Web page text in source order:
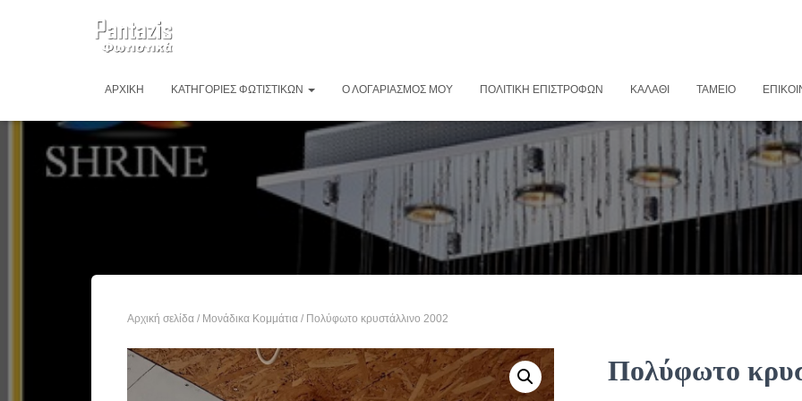
ΑΡΧΙΚΉ ΚΑΤΗΓΟΡΊΕΣ ΦΩΤΙΣΤΙΚΏΝ Ο ΛΟΓΑΡΙΑΣΜΌΣ ΜΟΥ ΠΟΛΙΤΙΚΉ ΕΠΙΣΤΡΟΦΏΝ ΚΑΛΆΘΙ ΤΑΜΕΊΟ
Αρχική σελίδα / Μονάδικα Κομμάτια / Πολύφωτο κρυστάλλινο 2002
Πολύφωτο